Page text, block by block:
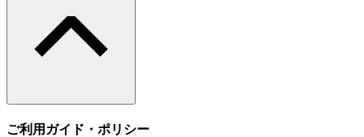
ご利用ガイド・ポリシー